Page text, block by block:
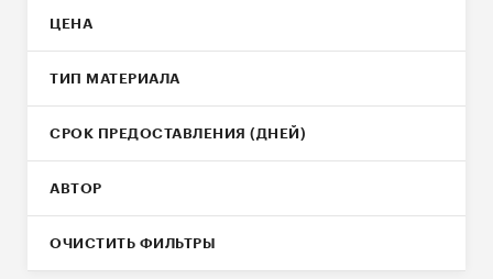
ЦЕНА
ТИП МАТЕРИАЛА
СРОК ПРЕДОСТАВЛЕНИЯ (ДНЕЙ)
АВТОР
ОЧИСТИТЬ ФИЛЬТРЫ